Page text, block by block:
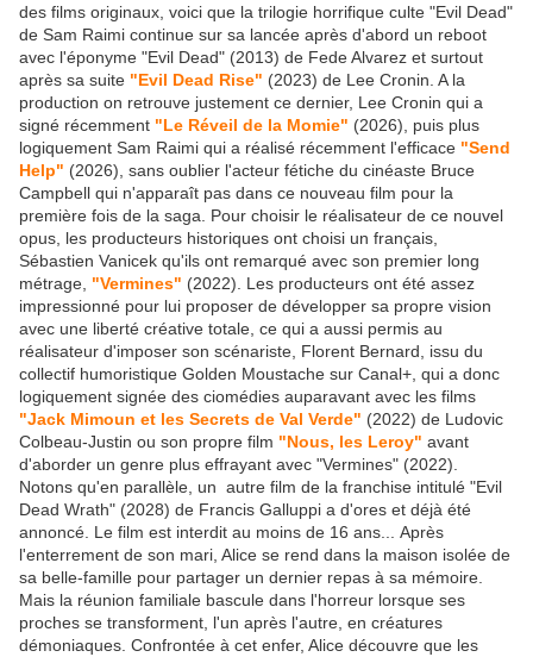
des films originaux, voici que la trilogie horrifique culte "Evil Dead"
de Sam Raimi continue sur sa lancée après d'abord un reboot
avec l'éponyme "Evil Dead" (2013) de Fede Alvarez et surtout
après sa suite "Evil Dead Rise" (2023) de Lee Cronin. A la
production on retrouve justement ce dernier, Lee Cronin qui a
signé récemment "Le Réveil de la Momie" (2026), puis plus
logiquement Sam Raimi qui a réalisé récemment l'efficace "Send
Help" (2026), sans oublier l'acteur fétiche du cinéaste Bruce
Campbell qui n'apparaît pas dans ce nouveau film pour la
première fois de la saga. Pour choisir le réalisateur de ce nouvel
opus, les producteurs historiques ont choisi un français,
Sébastien Vanicek qu'ils ont remarqué avec son premier long
métrage, "Vermines" (2022). Les producteurs ont été assez
impressionné pour lui proposer de développer sa propre vision
avec une liberté créative totale, ce qui a aussi permis au
réalisateur d'imposer son scénariste, Florent Bernard, issu du
collectif humoristique Golden Moustache sur Canal+, qui a donc
logiquement signée des ciomédies auparavant avec les films
"Jack Mimoun et les Secrets de Val Verde" (2022) de Ludovic
Colbeau-Justin ou son propre film "Nous, les Leroy" avant
d'aborder un genre plus effrayant avec "Vermines" (2022).
Notons qu'en parallèle, un autre film de la franchise intitulé "Evil
Dead Wrath" (2028) de Francis Galluppi a d'ores et déjà été
annoncé. Le film est interdit au moins de 16 ans... Après
l'enterrement de son mari, Alice se rend dans la maison isolée de
sa belle-famille pour partager un dernier repas à sa mémoire.
Mais la réunion familiale bascule dans l'horreur lorsque ses
proches se transforment, l'un après l'autre, en créatures
démoniaques. Confrontée à cet enfer, Alice découvre que les